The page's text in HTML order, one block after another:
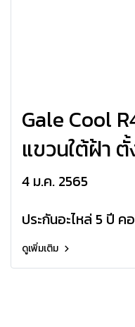
Gale Cool
แขวนใต้ฝ้า
HAIER ระบบ
4 ม.ค. 2565
ประกันอะไหล่ 5 ปี ค
ดูเพิ่มเติม